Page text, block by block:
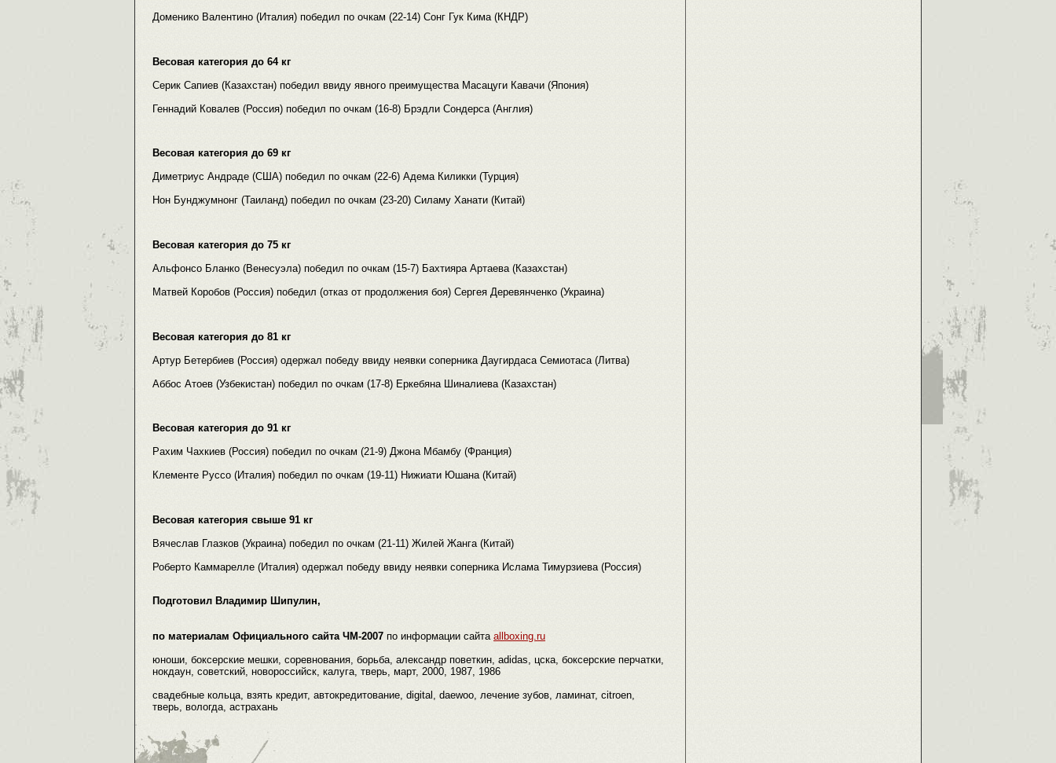
Доменико Валентино (Италия) победил по очкам (22-14) Сонг Гук Кима (КНДР)
Весовая категория до 64 кг
Серик Сапиев (Казахстан) победил ввиду явного преимущества Масацуги Кавачи (Япония)
Геннадий Ковалев (Россия) победил по очкам (16-8) Брэдли Сондерса (Англия)
Весовая категория до 69 кг
Диметриус Андраде (США) победил по очкам (22-6) Адема Киликки (Турция)
Нон Бунджумнонг (Таиланд) победил по очкам (23-20) Силаму Ханати (Китай)
Весовая категория до 75 кг
Альфонсо Бланко (Венесуэла) победил по очкам (15-7) Бахтияра Артаева (Казахстан)
Матвей Коробов (Россия) победил (отказ от продолжения боя) Сергея Деревянченко (Украина)
Весовая категория до 81 кг
Артур Бетербиев (Россия) одержал победу ввиду неявки соперника Даугирдаса Семиотаса (Литва)
Аббос Атоев (Узбекистан) победил по очкам (17-8) Еркебяна Шиналиева (Казахстан)
Весовая категория до 91 кг
Рахим Чахкиев (Россия) победил по очкам (21-9) Джона Мбамбу (Франция)
Клементе Руссо (Италия) победил по очкам (19-11) Нижиати Юшана (Китай)
Весовая категория свыше 91 кг
Вячеслав Глазков (Украина) победил по очкам (21-11) Жилей Жанга (Китай)
Роберто Каммарелле (Италия) одержал победу ввиду неявки соперника Ислама Тимурзиева (Россия)
Подготовил Владимир Шипулин,
по материалам Официального сайта ЧМ-2007 по информации сайта allboxing.ru
юноши, боксерские мешки, соревнования, борьба, александр поветкин, adidas, цска, боксерские перчатки,
нокдаун, советский, новороссийск, калуга, тверь, март, 2000, 1987, 1986
свадебные кольца, взять кредит, автокредитование, digital, daewoo, лечение зубов, ламинат, citroen,
тверь, вологда, астрахань